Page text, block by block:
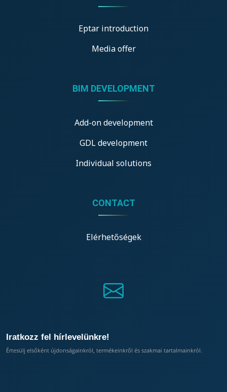
Eptar introduction
Media offer
BIM DEVELOPMENT
Add-on development
GDL development
Individual solutions
CONTACT
Elérhetőségek
Iratkozz fel hírlevelünkre!
Értesülj elsőként újdonságainkról, termékeinkről és szakmai tartalmainkról.